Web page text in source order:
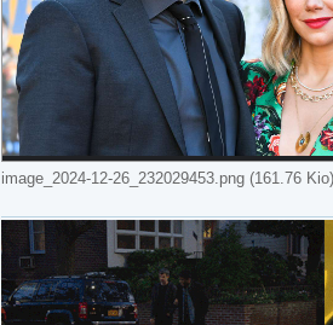
image_2024-12-26_232029453.png (161.76